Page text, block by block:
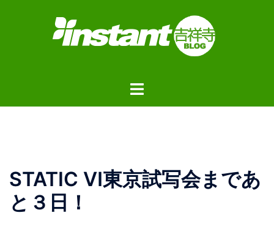
ト
ー
STATIC Ⅵ東京試写会まであ
と３日！